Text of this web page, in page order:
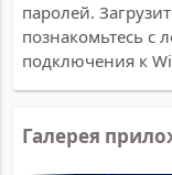
паролей.
познакомьтесь с
подключения к
Галерея